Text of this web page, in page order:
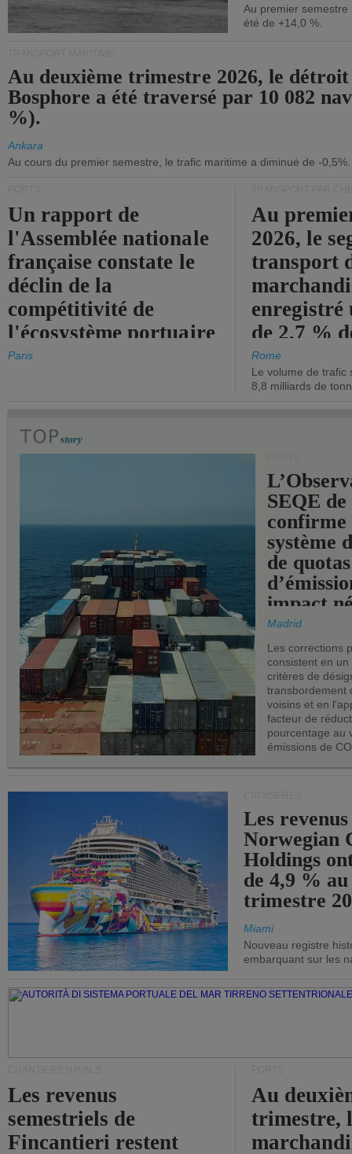
Au premier
été de +14,0 %.
Au deuxième trimestre 2026, le
Bosphore a été traversé par 10 082
%).
Ankara
Au cours du premier semestre, le trafic maritime a diminué de -0,5%.
Un rapport de
l'Assemblée nationale
française constate le
déclin de la
compétitivité de
l'écosystème portuaire
de l'État.
Paris
Au
2026, le
transport
enregistré
de 2,7 %
chiffre
Rome
Le volume de trafic
8,8 milliards de
SEQE de
confirme
système
de quotas
impact
les ports
Madrid
Les corrections
consistent en
critères de
transbordement
voisins et en
facteur de
pourcentage au
émissions de
Les
Norwegian
Holdings
de 4,9 %
trimestre
Miami
Nouveau registre
embarquant sur les
Les revenus
semestriels de
Fincantieri restent
Au
trimestre,